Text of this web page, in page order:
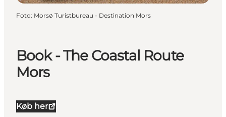
Book - The Coastal Route
Mors
Køb her
Foto: Morsø Turistbureau - Destination Mors